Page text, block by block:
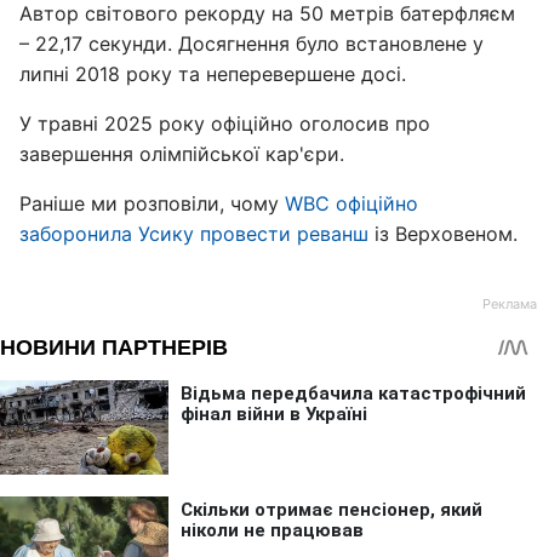
Автор світового рекорду на 50 метрів батерфляєм
– 22,17 секунди. Досягнення було встановлене у
липні 2018 року та неперевершене досі.
У травні 2025 року офіційно оголосив про
завершення олімпійської кар'єри.
Раніше ми розповіли, чому WBC офіційно
заборонила Усику провести реванш із Верховеном.